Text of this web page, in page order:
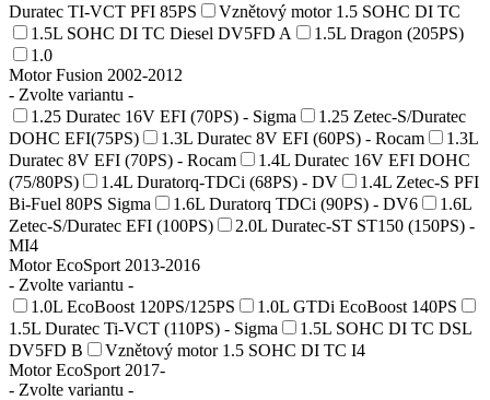
Duratec TI-VCT PFI 85PS
Vznětový motor 1.5 SOHC DI TC
1.5L SOHC DI TC Diesel DV5FD A
1.5L Dragon (205PS)
1.0
Motor Fusion 2002-2012
- Zvolte variantu -
1.25 Duratec 16V EFI (70PS) - Sigma
1.25 Zetec-S/Duratec
DOHC EFI(75PS)
1.3L Duratec 8V EFI (60PS) - Rocam
1.3L
Duratec 8V EFI (70PS) - Rocam
1.4L Duratec 16V EFI DOHC
(75/80PS)
1.4L Duratorq-TDCi (68PS) - DV
1.4L Zetec-S PFI
Bi-Fuel 80PS Sigma
1.6L Duratorq TDCi (90PS) - DV6
1.6L
Zetec-S/Duratec EFI (100PS)
2.0L Duratec-ST ST150 (150PS) -
MI4
Motor EcoSport 2013-2016
- Zvolte variantu -
1.0L EcoBoost 120PS/125PS
1.0L GTDi EcoBoost 140PS
1.5L Duratec Ti-VCT (110PS) - Sigma
1.5L SOHC DI TC DSL
DV5FD B
Vznětový motor 1.5 SOHC DI TC I4
Motor EcoSport 2017-
- Zvolte variantu -